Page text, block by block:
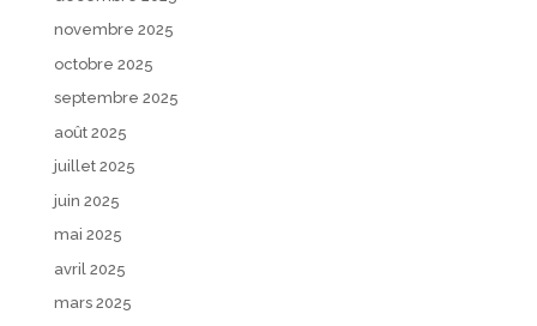
novembre 2025
octobre 2025
septembre 2025
août 2025
juillet 2025
juin 2025
mai 2025
avril 2025
mars 2025